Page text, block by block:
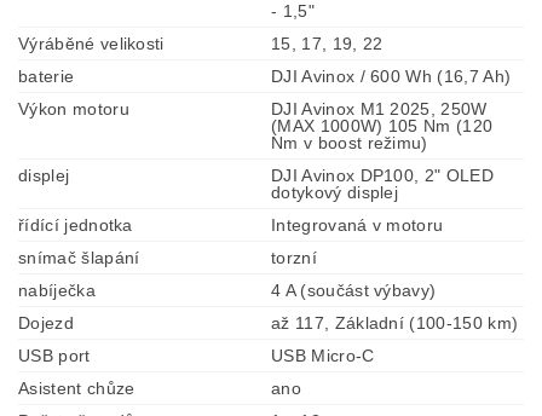
- 1,5"
Výráběné velikosti
15, 17, 19, 22
baterie
DJI Avinox / 600 Wh (16,7 Ah)
Výkon motoru
DJI Avinox M1 2025, 250W
(MAX 1000W) 105 Nm (120
Nm v boost režimu)
displej
DJI Avinox DP100, 2" OLED
dotykový displej
řídící jednotka
Integrovaná v motoru
snímač šlapání
torzní
nabíječka
4 A (součást výbavy)
Dojezd
až 117, Základní (100-150 km)
USB port
USB Micro-C
Asistent chůze
ano